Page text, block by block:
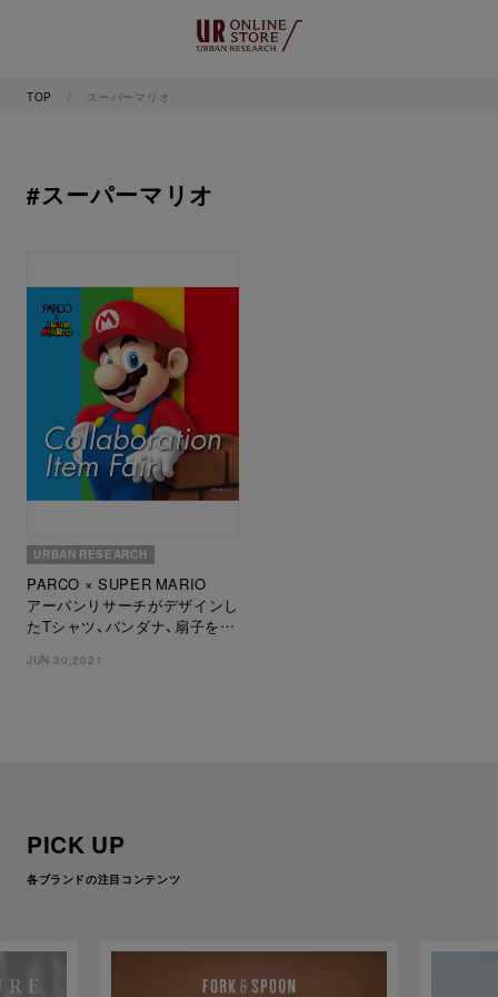
TOP スーパーマリオ
#スーパーマリオ
URBAN RESEARCH
PARCO × SUPER MARIO
アーバンリサーチがデザインし
たTシャツ、バンダナ、扇子を販
JUN 30,2021
PICK UP
各ブランドの注目コンテンツ